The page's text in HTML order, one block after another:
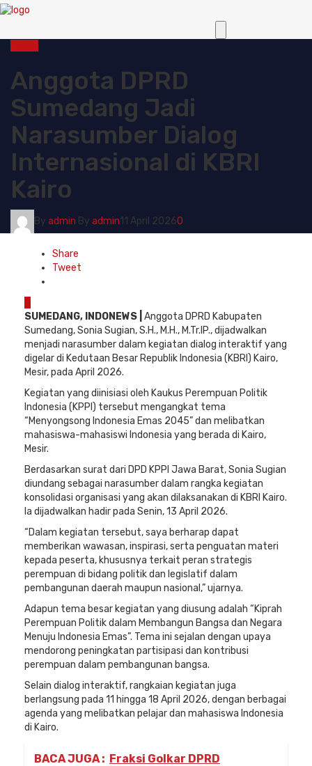
Anggota DPRD
Sumedang Jadi
Narasumber Dialog
Internasional di KBRI
Kairo
By admin By admin11 April 20260
Share
Tweet
SUMEDANG, INDONEWS | Anggota DPRD Kabupaten
Sumedang, Sonia Sugian, S.H., M.H., M.Tr.IP., dijadwalkan
menjadi narasumber dalam kegiatan dialog interaktif yang
digelar di Kedutaan Besar Republik Indonesia (KBRI) Kairo,
Mesir, pada April 2026.
Kegiatan yang diinisiasi oleh Kaukus Perempuan Politik
Indonesia (KPPI) tersebut mengangkat tema
“Menyongsong Indonesia Emas 2045” dan melibatkan
mahasiswa-mahasiswi Indonesia yang berada di Kairo,
Mesir.
Berdasarkan surat dari DPD KPPI Jawa Barat, Sonia Sugian
diundang sebagai narasumber dalam rangka kegiatan
konsolidasi organisasi yang akan dilaksanakan di KBRI Kairo.
Ia dijadwalkan hadir pada Senin, 13 April 2026.
“Dalam kegiatan tersebut, saya berharap dapat
memberikan wawasan, inspirasi, serta penguatan materi
kepada peserta, khususnya terkait peran strategis
perempuan di bidang politik dan legislatif dalam
pembangunan daerah maupun nasional,” ujarnya.
Adapun tema besar kegiatan yang diusung adalah “Kiprah
Perempuan Politik dalam Membangun Bangsa dan Negara
Menuju Indonesia Emas”. Tema ini sejalan dengan upaya
mendorong peningkatan partisipasi dan kontribusi
perempuan dalam pembangunan bangsa.
Selain dialog interaktif, rangkaian kegiatan juga
berlangsung pada 11 hingga 18 April 2026, dengan berbagai
agenda yang melibatkan pelajar dan mahasiswa Indonesia
di Kairo.
BACA JUGA : Fraksi Golkar DPRD